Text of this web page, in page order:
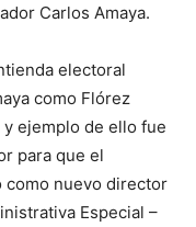
Carlos Amaya.
electoral
como Flórez
ejemplo de ello fue
para que el
como nuevo director
Especial –